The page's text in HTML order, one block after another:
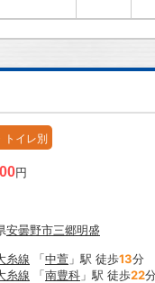
トイレ別
円
安曇野市三郷明盛
糸線 「中萱 」駅 徒歩13分
糸線 「南豊科 」駅 徒歩22分